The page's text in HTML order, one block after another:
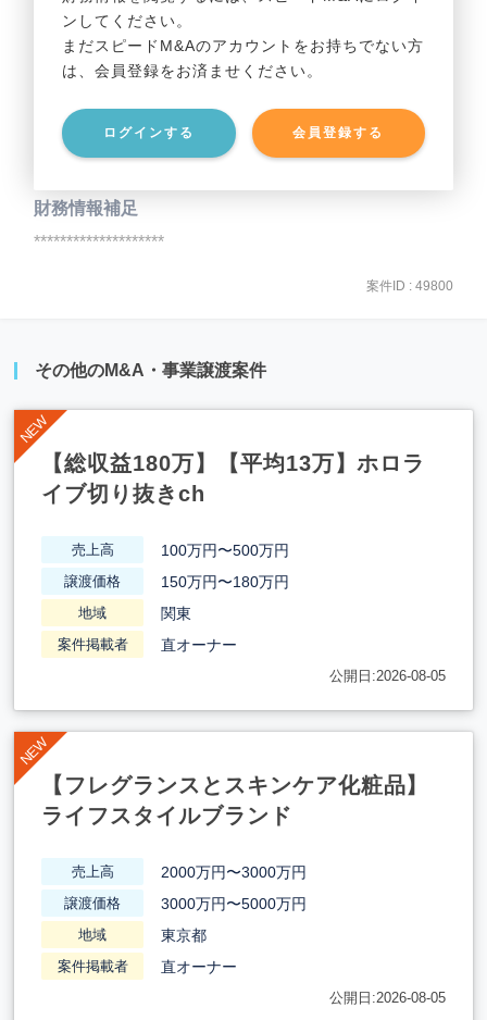
ンしてください。
まだスピードM&Aのアカウントをお持ちでない方
は、会員登録をお済ませください。
ログインする 会員登録する
貸借対照表（B/S）
事業資産 ********************
事業負債 ********************
財務情報補足
********************
案件ID : 49800
その他のM&A・事業譲渡案件
【総収益180万】【平均13万】ホロラ
イブ切り抜きch
売上高 100万円〜500万円
譲渡価格 150万円〜180万円
地域 関東
案件掲載者 直オーナー
公開日:2026-08-05
【フレグランスとスキンケア化粧品】
ライフスタイルブランド
売上高 2000万円〜3000万円
譲渡価格 3000万円〜5000万円
地域 東京都
案件掲載者 直オーナー
公開日:2026-08-05